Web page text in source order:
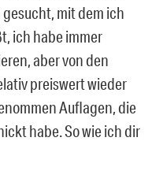
mit dem ich
ich habe immer
aber von den
preiswert wieder
Auflagen, die
habe. So wie ich dir